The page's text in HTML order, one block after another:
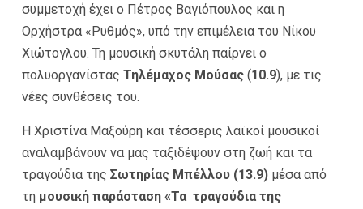
συμμετοχή έχει ο Πέτρος Βαγιόπουλος και η
Ορχήστρα «Ρυθμός», υπό την επιμέλεια του Νίκου
Χιώτογλου. Τη μουσική σκυτάλη παίρνει ο
πολυοργανίστας Τηλέμαχος Μούσας (10.9), με τις
νέες συνθέσεις του.
Η Χριστίνα Μαξούρη και τέσσερις λαϊκοί μουσικοί
αναλαμβάνουν να μας ταξιδέψουν στη ζωή και τα
τραγούδια της Σωτηρίας Μπέλλου (13.9) μέσα από
τη μουσική παράσταση «Τα τραγούδια της